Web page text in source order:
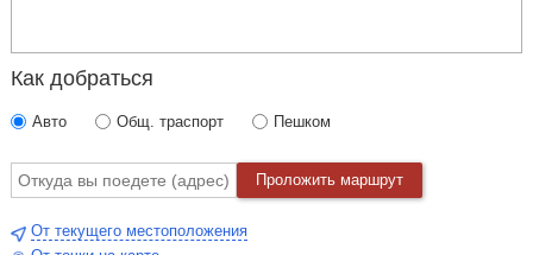
Как добраться
Авто Общ. траспорт Пешком
Проложить маршрут
От текущего местоположения